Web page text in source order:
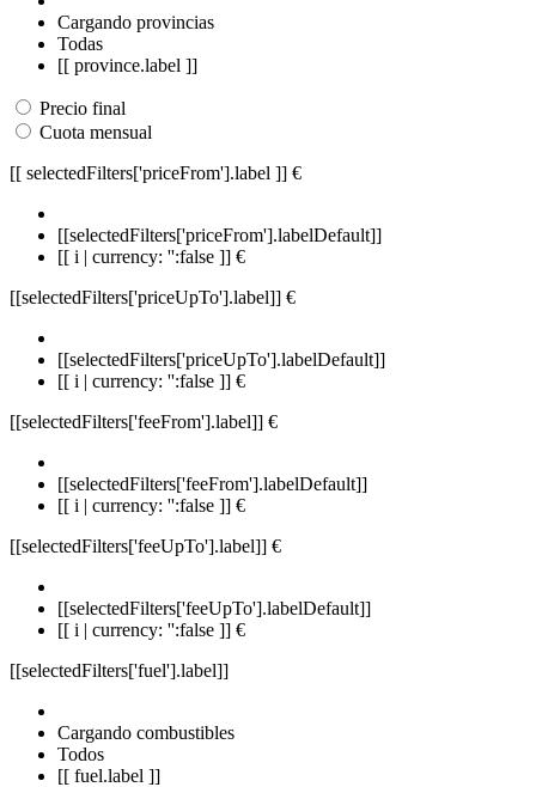
Cargando provincias
Todas
[[ province.label ]]
Precio final
Cuota mensual
[[ selectedFilters['priceFrom'].label ]] €
[[selectedFilters['priceFrom'].labelDefault]]
[[ i | currency: '':false ]] €
[[selectedFilters['priceUpTo'].label]] €
[[selectedFilters['priceUpTo'].labelDefault]]
[[ i | currency: '':false ]] €
[[selectedFilters['feeFrom'].label]] €
[[selectedFilters['feeFrom'].labelDefault]]
[[ i | currency: '':false ]] €
[[selectedFilters['feeUpTo'].label]] €
[[selectedFilters['feeUpTo'].labelDefault]]
[[ i | currency: '':false ]] €
[[selectedFilters['fuel'].label]]
Cargando combustibles
Todos
[[ fuel.label ]]